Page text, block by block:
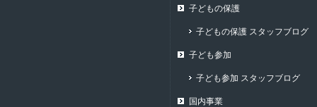
子どもの保護
子どもの保護 スタッフブログ
子ども参加
子ども参加 スタッフブログ
国内事業